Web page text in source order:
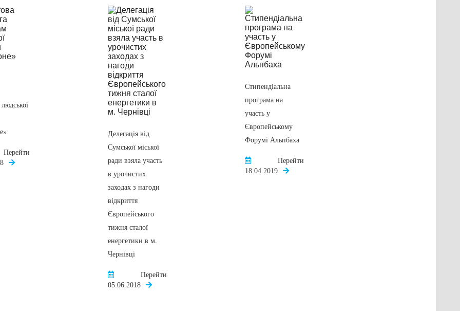
Перейти
Делегація від
Сумської міської
ради взяла участь
в урочистих
заходах з нагоди
відкриття
Європейського
тижня сталої
енергетики в м.
Чернівці
05.06.2018
Перейти
Стипендіальна
програма на
участь у
Європейському
Форумі Альпбаха
18.04.2019
Перейти